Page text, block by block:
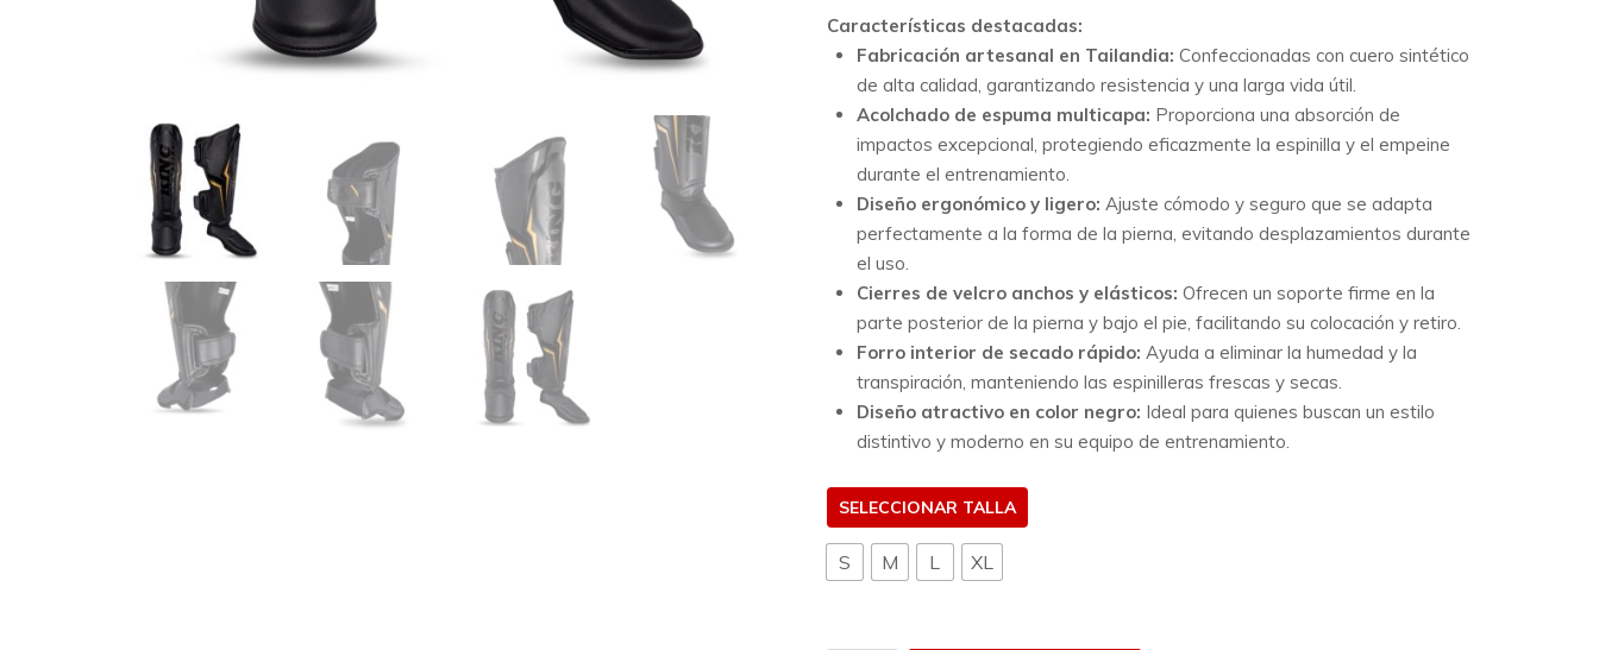
Características destacadas:
Fabricación artesanal en Tailandia: Confeccionadas con cuero sintético
de alta calidad, garantizando resistencia y una larga vida útil.
Acolchado de espuma multicapa: Proporciona una absorción de
impactos excepcional, protegiendo eficazmente la espinilla y el empeine
durante el entrenamiento.
Diseño ergonómico y ligero: Ajuste cómodo y seguro que se adapta
perfectamente a la forma de la pierna, evitando desplazamientos durante
el uso.
Cierres de velcro anchos y elásticos: Ofrecen un soporte firme en la
parte posterior de la pierna y bajo el pie, facilitando su colocación y retiro.
Forro interior de secado rápido: Ayuda a eliminar la humedad y la
transpiración, manteniendo las espinilleras frescas y secas.
Diseño atractivo en color negro: Ideal para quienes buscan un estilo
distintivo y moderno en su equipo de entrenamiento.
TALLA
S M L XL